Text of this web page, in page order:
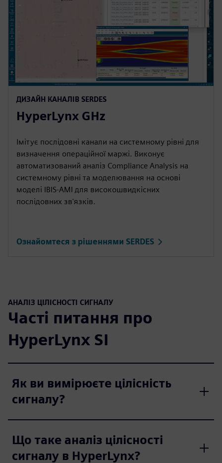
ДИЗАЙН КАНАЛІВ SERDES
HyperLynx GHz
Імітує послідовні канали на системному рівні для
визначення операційної маржі. Виконує
автоматизований аналіз Compliance Analysis на
системному рівні та моделювання на основі
моделі IBIS-AMI для високошвидкісних
послідовних зв'язків.
Ознайомтеся з рішеннями SERDES
АНАЛІЗ ЦІЛІСНОСТІ СИГНАЛУ
Часті питання про
HyperLynx SI
Як ви вимірюєте цілісність
сигналу?
Що таке аналіз цілісності
сигналу в HyperLynx?